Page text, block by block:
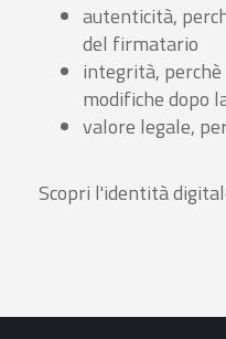
autenticità,
del firmatario
integrità, perchè
modifiche dopo
valore legale,
Scopri l'identità